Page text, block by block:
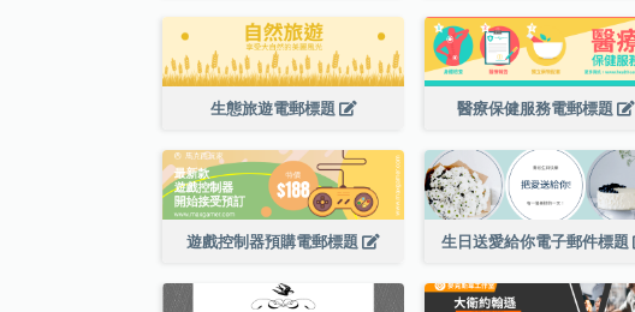
生態旅遊電郵標題 醫療保健服務電郵標題
遊戲控制器預購電郵標題 生日送愛給你電子郵件標題